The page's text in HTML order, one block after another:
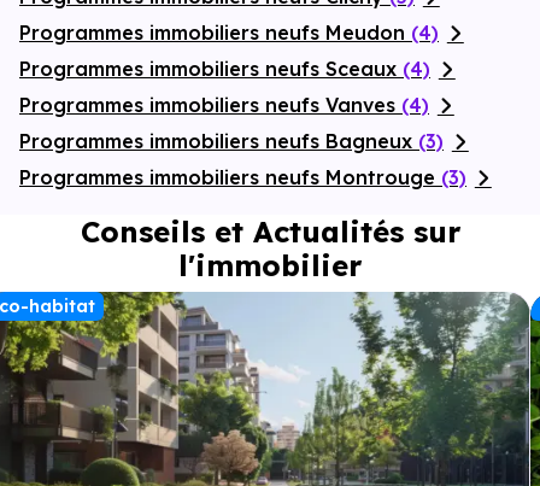
Programmes immobiliers neufs Meudon (4)
Programmes immobiliers neufs Sceaux (4)
Programmes immobiliers neufs Vanves (4)
Programmes immobiliers neufs Bagneux (3)
Programmes immobiliers neufs Montrouge (3)
Conseils et Actualités sur
l'immobilier
habitat